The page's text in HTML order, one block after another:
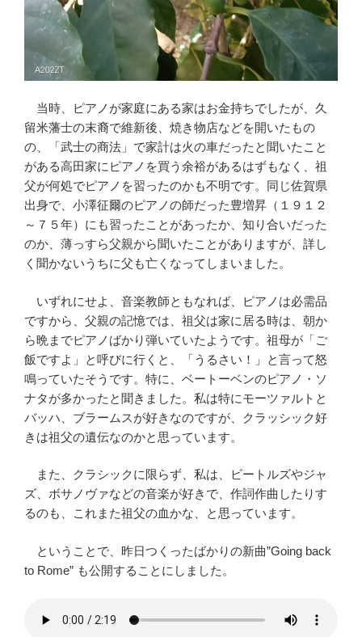
当時、ピアノが家庭にある家はお金持ちでしたが、久
留米藩士の末裔で維新後、焼き物店などを開いたもの
の、「武士の商法」で家計は火の車だったと聞いたこと
がある高田家にピアノを買う余裕があるはずもなく、祖
父が何処でピアノを習ったのかも不明です。同じ佐賀県
出身で、小澤征爾のピアノの師だった豊増昇（１９１２
～７５年）にも習ったことがあったか、知り合いだった
のか、薄っすら父親から聞いたことがありますが、詳し
く聞かないうちに父も亡くなってしまいました。
いずれにせよ、音楽教師ともなれば、ピアノは必需品
ですから、父親の記憶では、祖父は家に居る時は、朝か
ら晩までピアノばかり弾いていたようです。祖母が「ご
飯ですよ」と呼びに行くと、「うるさい！」と言って怒
鳴っていたそうです。特に、ベートーベンのピアノ・ソ
ナタが多かったと聞きました。私は特にモーツァルトと
バッハ、ブラームスが好きなのですが、クラッシック好
きは祖父の遺伝なのかと思っています。
また、クラシックに限らず、私は、ビートルズやジャ
ズ、ボサノヴァなどの音楽が好きで、作詞作曲したりす
るのも、これまた祖父の血かな、と思っています。
ということで、昨日つくったばかりの新曲”Going back
to Rome” も公開することにしました。